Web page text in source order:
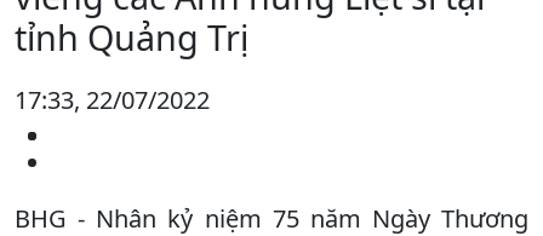
tỉnh Quảng Trị
17:33, 22/07/2022
BHG - Nhân kỷ niệm 75 năm Ngày Thương